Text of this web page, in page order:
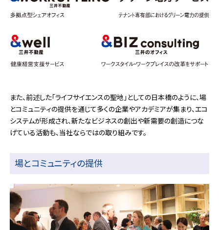
また、前述した「ライフサイエンスの聖地」としての日本橋のように、場
とコミュニティの提供を通じて多くの企業やアカデミアが集まり、エコ
システムが形成され、新たなビジネスの創出や新需要の創造につな
げている活動も、当社ならではの取り組みです。
場とコミュニティの提供